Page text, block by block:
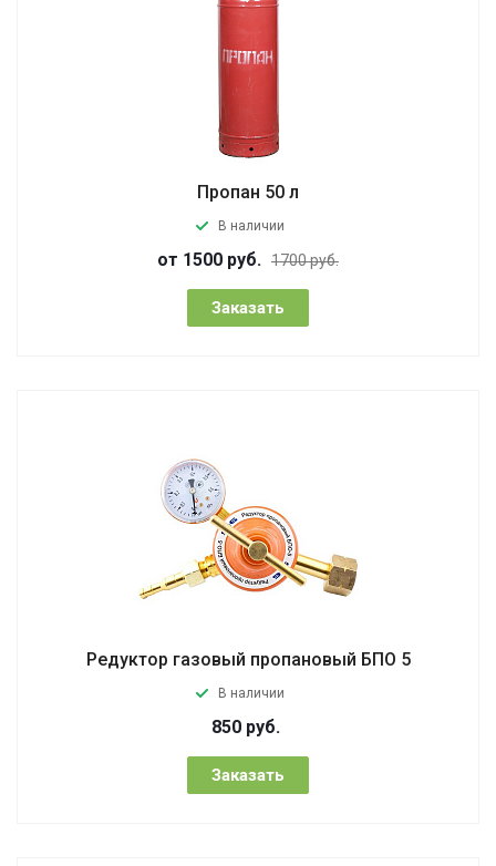
Пропан 50 л
В наличии
от 1500 руб. 1700 руб.
Заказать
Редуктор газовый пропановый БПО 5
В наличии
850 руб.
Заказать